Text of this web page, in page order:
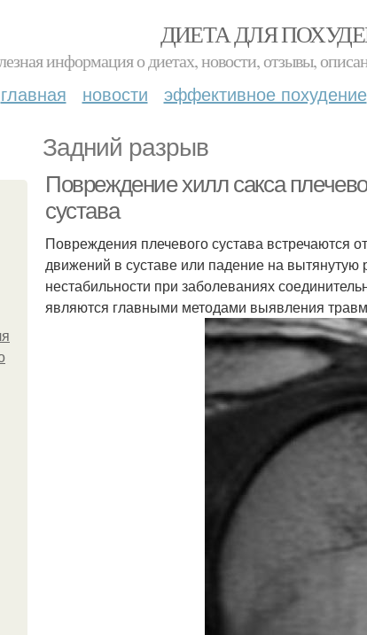
ДИЕТА ДЛЯ
информация о диетах, новости, отзывы,
главная новости эффективное похудение
Задний разрыв
Повреждение хилл сакса
сустава
Повреждения плечевого сустава встречаются
движений в суставе или падение на вытянутую
нестабильности при заболеваниях
являются главными методами выявления